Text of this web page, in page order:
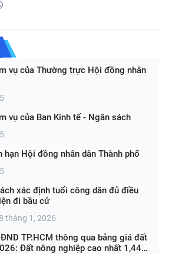
vụ của Thường trực Hội đồng nhân
vụ của Ban Kinh tế - Ngân sách
hạn Hội đồng nhân dân Thành phố
xác định tuổi công dân đủ điều
đi bầu cử
tháng 1, 2026
TP.HCM thông qua bảng giá đất
Đất nông nghiệp cao nhất 1,44